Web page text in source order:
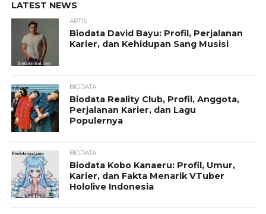
LATEST NEWS
ARTIS
Biodata David Bayu: Profil, Perjalanan
Karier, dan Kehidupan Sang Musisi
BIODATA
Biodata Reality Club, Profil, Anggota,
Perjalanan Karier, dan Lagu
Populernya
BIODATA
Biodata Kobo Kanaeru: Profil, Umur,
Karier, dan Fakta Menarik VTuber
Hololive Indonesia